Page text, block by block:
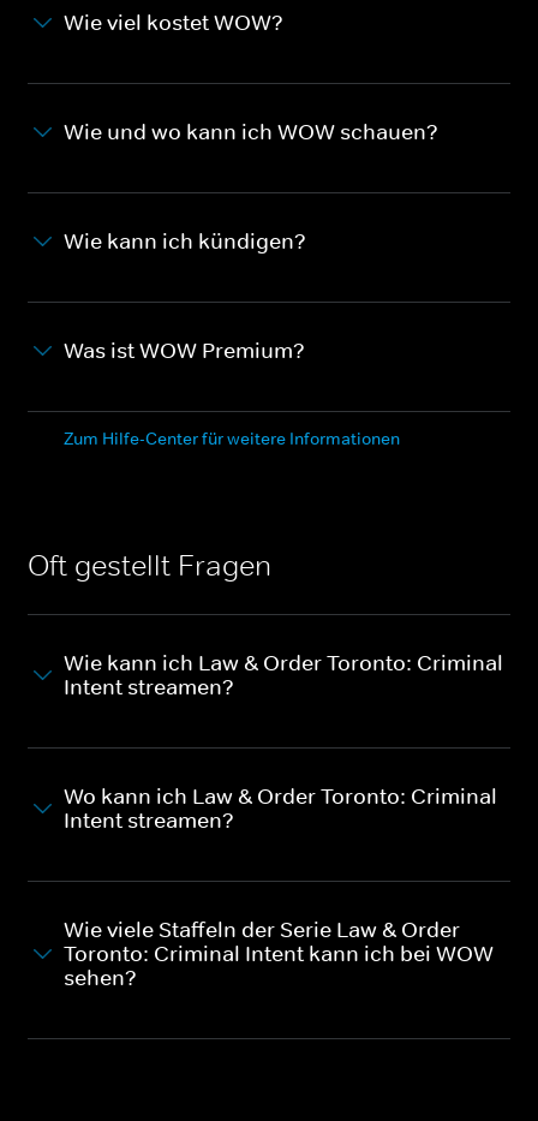
Wie viel kostet WOW?
Wie und wo kann ich WOW schauen?
Wie kann ich kündigen?
Was ist WOW Premium?
Zum Hilfe-Center für weitere Informationen
Oft gestellt Fragen
Wie kann ich Law & Order Toronto: Criminal
Intent streamen?
Wo kann ich Law & Order Toronto: Criminal
Intent streamen?
Wie viele Staffeln der Serie Law & Order
Toronto: Criminal Intent kann ich bei WOW
sehen?